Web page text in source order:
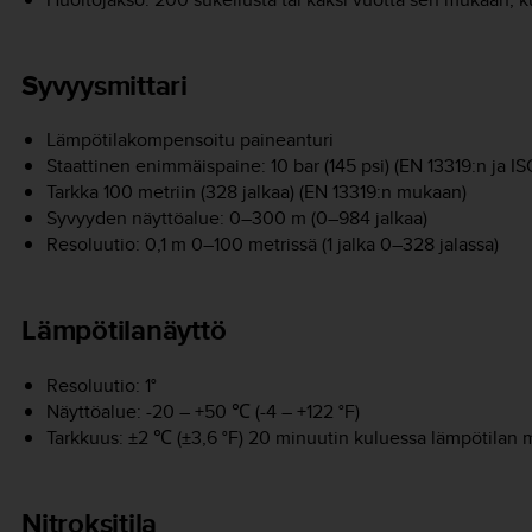
Syvyysmittari
Lämpötilakompensoitu paineanturi
Staattinen enimmäispaine: 10 bar (145 psi) (EN 13319:n ja
Tarkka 100 metriin (328 jalkaa) (EN 13319:n mukaan)
Syvyyden näyttöalue: 0–300 m (0–984 jalkaa)
Resoluutio: 0,1 m 0–100 metrissä (1 jalka 0–328 jalassa)
Lämpötilanäyttö
Resoluutio: 1°
Näyttöalue: -20 – +50 ℃ (-4 – +122 °F)
Tarkkuus: ±2 ℃ (±3,6 °F) 20 minuutin kuluessa lämpötilan
Nitroksitila